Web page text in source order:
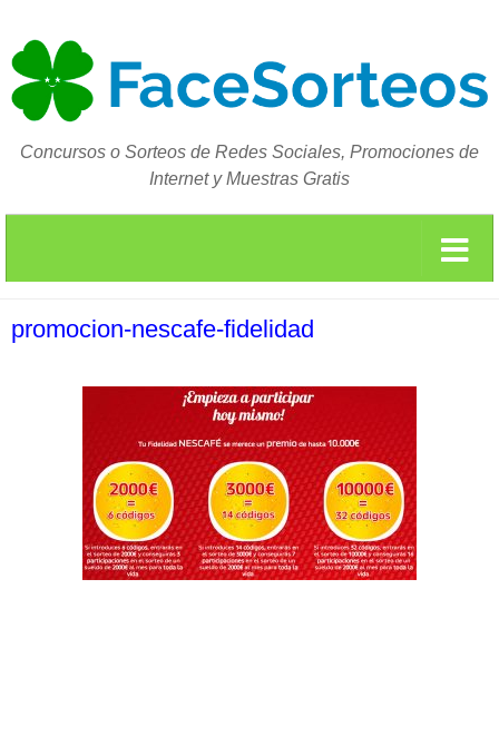
Concursos o Sorteos de Redes Sociales, Promociones de
Internet y Muestras Gratis
promocion-nescafe-fidelidad